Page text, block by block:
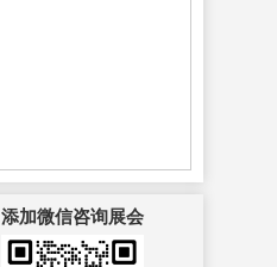
添加微信咨询展会